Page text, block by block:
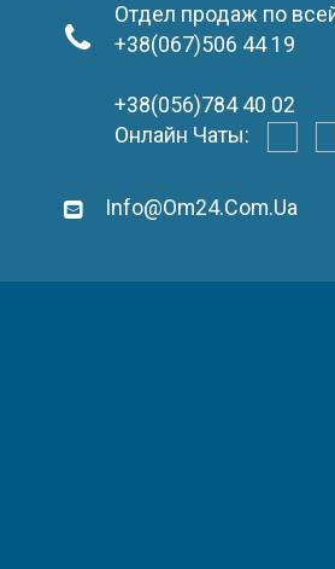
Отдел продаж по
+38(067)506 44 19
+38(056)784 40 02
Онлайн Чаты:
Info@om24.com.ua